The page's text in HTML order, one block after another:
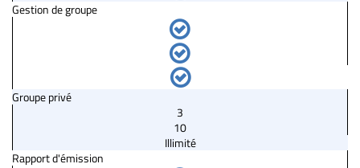
Gestion de groupe
Groupe privé
3
10
Illimité
Rapport d'émission